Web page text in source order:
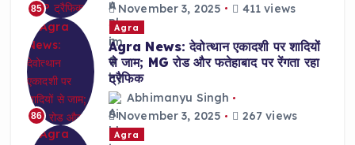
85
November 3, 2025
411 views
86
Agra
Agra News: देवोत्थान एकादशी पर शादियों
से जाम; MG रोड और फतेहाबाद पर रेंगता रहा
ट्रैफिक
Abhimanyu Singh
November 3, 2025
267 views
Agra